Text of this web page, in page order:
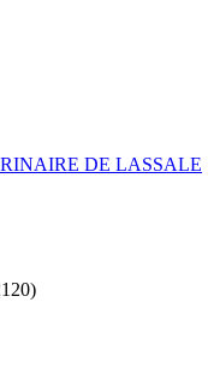
DE LASSALE